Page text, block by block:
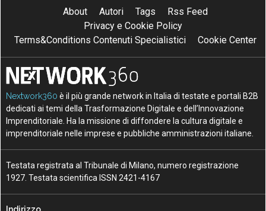
About Autori Tags
Rss Feed
Privacy e Cookie Policy
Terms&Conditions Contenuti Specialistici
Cookie Center
Nextwork360 è il più grande network in Italia di testate e portali B2B
dedicati ai temi della Trasformazione Digitale e dell’Innovazione
Imprenditoriale. Ha la missione di diffondere la cultura digitale e
imprenditoriale nelle imprese e pubbliche amministrazioni italiane.
Testata registrata al Tribunale di Milano, numero registrazione
1927. Testata scientifica ISSN 2421-4167